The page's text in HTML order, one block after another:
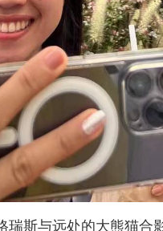
瑞斯与远处的大熊猫合